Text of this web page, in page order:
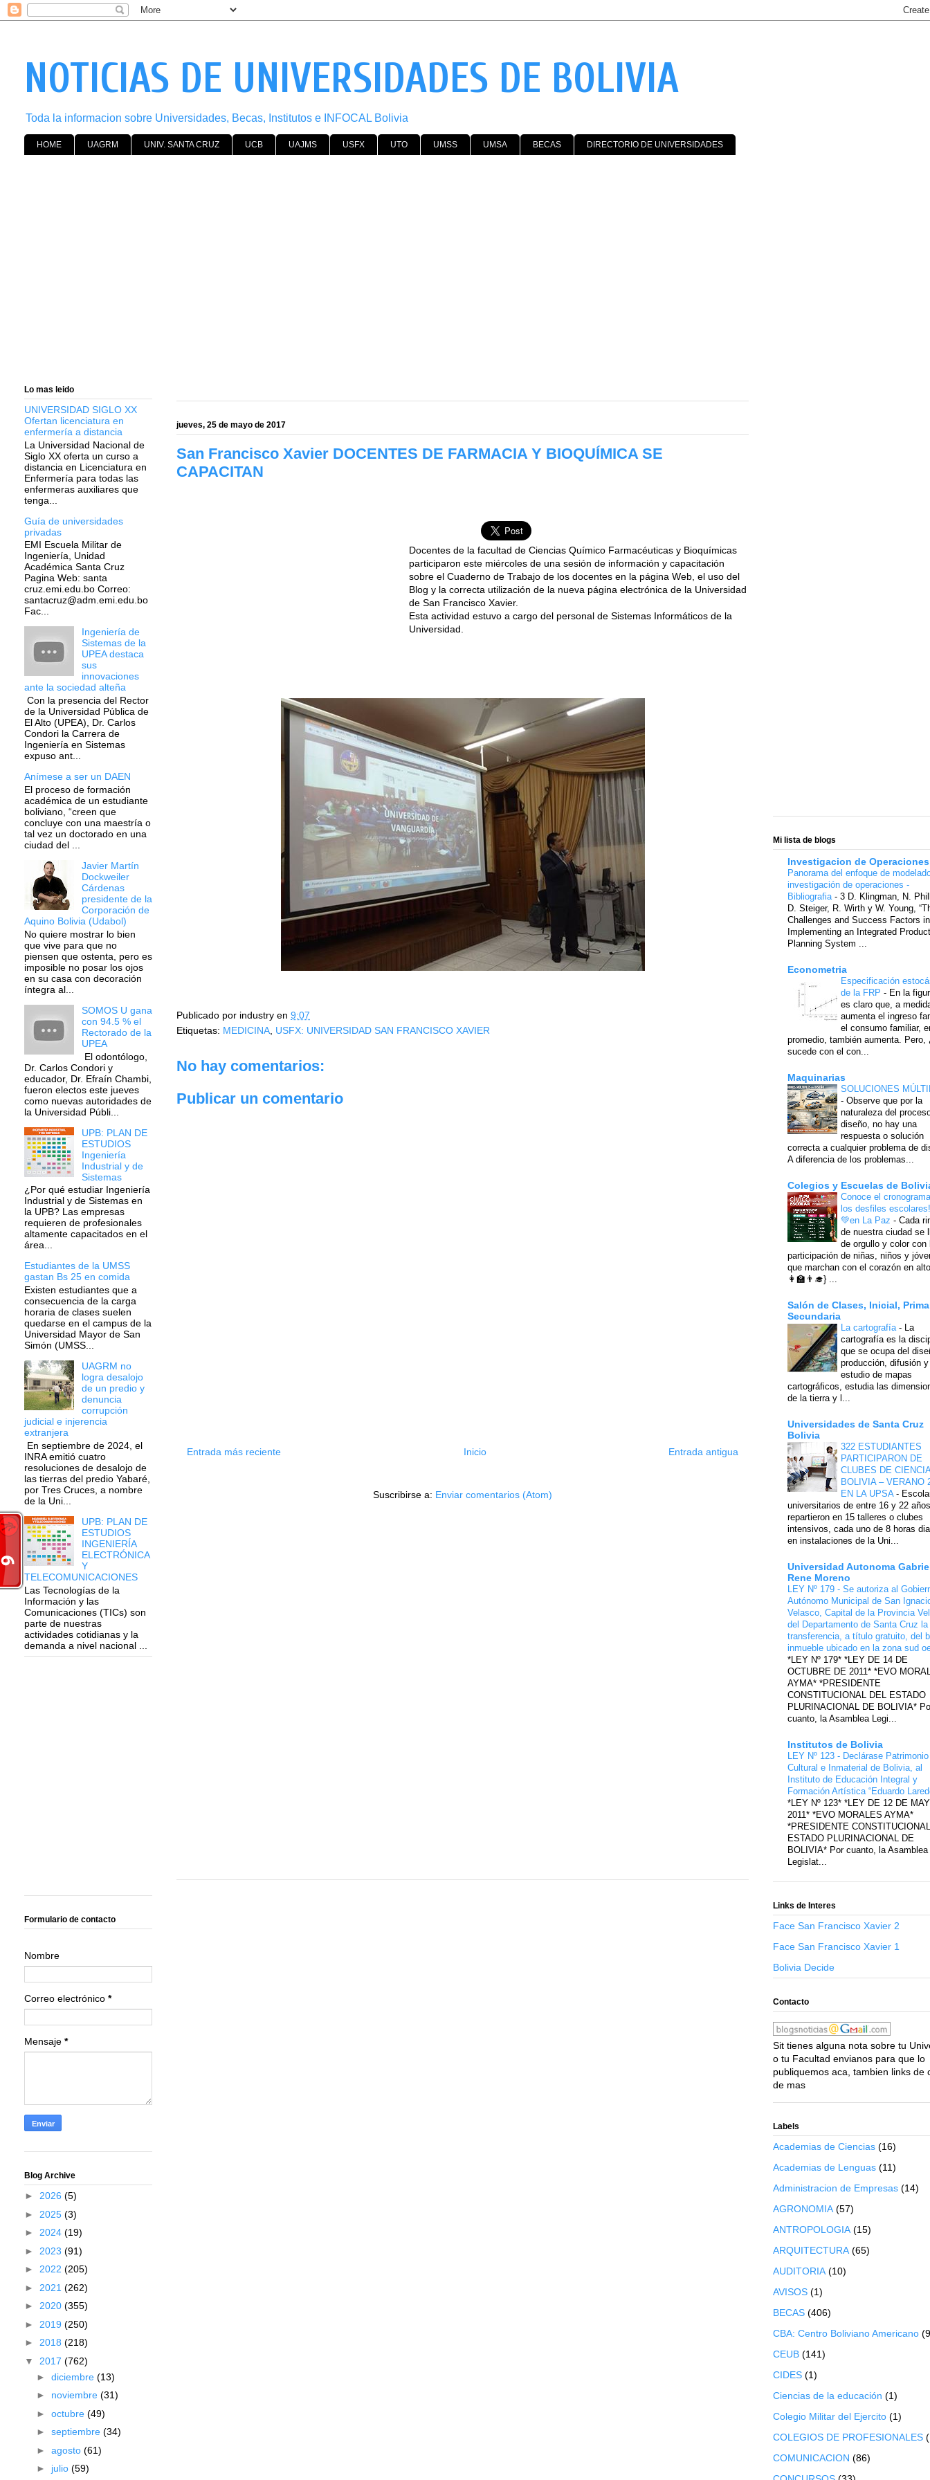
NOTICIAS DE UNIVERSIDADES DE BOLIVIA
Toda la informacion sobre Universidades, Becas, Institutos e INFOCAL Bolivia
HOME UAGRM UNIV. SANTA CRUZ UCB UAJMS USFX UTO UMSS UMSA BECAS DIRECTORIO DE UNIVERSIDADES
jueves, 25 de mayo de 2017
San Francisco Xavier DOCENTES DE FARMACIA Y BIOQUÍMICA SE
CAPACITAN
Docentes de la facultad de Ciencias Químico Farmacéuticas y Bioquímicas
participaron este miércoles de una sesión de información y capacitación
sobre el Cuaderno de Trabajo de los docentes en la página Web, el uso del
Blog y la correcta utilización de la nueva página electrónica de la Universidad
de San Francisco Xavier.
Esta actividad estuvo a cargo del personal de Sistemas Informáticos de la
Universidad.
Publicado por industry en 9:07
Etiquetas: MEDICINA USFX: UNIVERSIDAD SAN FRANCISCO XAVIER
No hay comentarios:
Publicar un comentario
Entrada más reciente Entrada antigua
Inicio
Suscribirse a: Enviar comentarios (Atom)
Lo mas leido
UNIVERSIDAD SIGLO XX
Ofertan licenciatura en
enfermería a distancia
La Universidad Nacional de
Siglo XX oferta un curso a
distancia en Licenciatura en
Enfermería para todas las
enfermeras auxiliares que
tenga...
Guía de universidades
privadas
EMI Escuela Militar de
Ingeniería, Unidad
Académica Santa Cruz
Pagina Web: santa
cruz.emi.edu.bo Correo:
santacruz@adm.emi.edu.bo
Fac...
Ingeniería de
Sistemas de la
UPEA destaca
sus
innovaciones
ante la sociedad alteña
Con la presencia del Rector
de la Universidad Pública de
El Alto (UPEA), Dr. Carlos
Condori la Carrera de
Ingeniería en Sistemas
expuso ant...
Anímese a ser un DAEN
El proceso de formación
académica de un estudiante
boliviano, “creen que
concluye con una maestría o
tal vez un doctorado en una
ciudad del ...
Javier Martín
Dockweiler
Cárdenas
presidente de la
Corporación de
Aquino Bolivia (Udabol)
No quiere mostrar lo bien
que vive para que no
piensen que ostenta, pero es
imposible no posar los ojos
en su casa con decoración
íntegra al...
SOMOS U gana
con 94.5 % el
Rectorado de la
UPEA
El odontólogo,
Dr. Carlos Condori y
educador, Dr. Efraín Chambi,
fueron electos este jueves
como nuevas autoridades de
la Universidad Públi...
UPB: PLAN DE
ESTUDIOS
Ingeniería
Industrial y de
Sistemas
¿Por qué estudiar Ingeniería
Industrial y de Sistemas en
la UPB? Las empresas
requieren de profesionales
altamente capacitados en el
área...
Estudiantes de la UMSS
gastan Bs 25 en comida
Existen estudiantes que a
consecuencia de la carga
horaria de clases suelen
quedarse en el campus de la
Universidad Mayor de San
Simón (UMSS...
UAGRM no
logra desalojo
de un predio y
denuncia
corrupción
judicial e injerencia
extranjera
En septiembre de 2024, el
INRA emitió cuatro
resoluciones de desalojo de
las tierras del predio Yabaré,
por Tres Cruces, a nombre
de la Uni...
UPB: PLAN DE
ESTUDIOS
INGENIERÍA
ELECTRÓNICA
Y
TELECOMUNICACIONES
Las Tecnologías de la
Información y las
Comunicaciones (TICs) son
parte de nuestras
actividades cotidianas y la
demanda a nivel nacional ...
Formulario de contacto
Nombre
Correo electrónico *
Mensaje *
Blog Archive
► 2026 (5)
► 2025 (3)
► 2024 (19)
► 2023 (91)
► 2022 (205)
► 2021 (262)
► 2020 (355)
► 2019 (250)
► 2018 (218)
▼ 2017 (762)
► diciembre (13)
► noviembre (31)
► octubre (49)
► septiembre (34)
► agosto (61)
► julio (59)
Mi lista de blogs
Investigacion de Operaciones
Panorama del enfoque de
investigación de operaciones -
Bibliografia - 3 D. Klingman, N.
D. Steiger, R. Wirth y W. Young,
Challenges and Success Factors in
Implementing an Integrated
Planning System ...
Econometria
Especificación
de la FRP - En la
es claro que, a
aumenta el ingreso
el consumo familiar,
promedio, también aumenta. Pero,
sucede con el con...
Maquinarias
SOLUCIONES
- Observe que por la
naturaleza del
diseño, no hay una
respuesta o solución
correcta a cualquier problema de
A diferencia de los problemas...
Colegios y Escuelas de
Conoce el
los desfiles
💚en La Paz - Cada
de nuestra ciudad se
de orgullo y color con
participación de niñas, niños y
que marchan con el corazón en
👩‍🏫👨‍🎓} ...
Salón de Clases, Inicial,
Secundaria
La cartografía -
La
cartografía es la
que se ocupa del
producción, difusión y
estudio de mapas
cartográficos, estudia las
de la tierra y l...
Universidades de Santa Cruz
Bolivia
322 ESTUDIANTES
PARTICIPARON DE
CLUBES DE CIENCIA
BOLIVIA – VERANO
EN LA UPSA -
universitarios de entre 16 y 22
repartieron en 15 talleres o clubes
intensivos, cada uno de 8 horas
en instalaciones de la Uni...
Universidad Autonoma
Rene Moreno
LEY Nº 179 - Se autoriza al
Autónomo Municipal de San
Velasco, Capital de la Provincia
del Departamento de Santa Cruz la
transferencia, a título gratuito, del
inmueble ubicado en la zona sud
*LEY Nº 179* *LEY DE 14 DE
OCTUBRE DE 2011* *EVO
AYMA* *PRESIDENTE
CONSTITUCIONAL DEL ESTADO
PLURINACIONAL DE BOLIVIA*
cuanto, la Asamblea Legi...
Institutos de Bolivia
LEY Nº 123 - Declárase Patrimonio
Cultural e Inmaterial de Bolivia, al
Instituto de Educación Integral y
Formación Artística “Eduardo
*LEY Nº 123* *LEY DE 12 DE
2011* *EVO MORALES AYMA*
*PRESIDENTE
ESTADO PLURINACIONAL DE
BOLIVIA* Por cuanto, la Asamblea
Legislat...
Links de Interes
Face San Francisco Xavier 2
Face San Francisco Xavier 1
Bolivia Decide
Contacto
Sit tienes alguna nota sobre tu
o tu Facultad envianos para que lo
publiquemos aca, tambien links de
de mas
Labels
Academias de Ciencias (16)
Academias de Lenguas (11)
Administracion de Empresas (14)
AGRONOMIA (57)
ANTROPOLOGIA (15)
ARQUITECTURA (65)
AUDITORIA (10)
AVISOS (1)
BECAS (406)
CBA: Centro Boliviano Americano
CEUB (141)
CIDES (1)
Ciencias de la educación (1)
Colegio Militar del Ejercito (1)
COLEGIOS DE PROFESIONALES
COMUNICACION (86)